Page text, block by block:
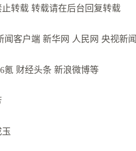
转载 转载请在后台回复转载
闻客户端 新华网 人民网 央视新闻
氪 财经头条 新浪微博等